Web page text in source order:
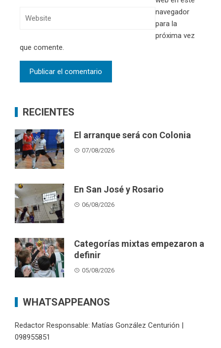
navegador
para la
próxima vez
que comente.
RECIENTES
El arranque será con Colonia
07/08/2026
En San José y Rosario
06/08/2026
Categorías mixtas empezaron a
definir
05/08/2026
WHATSAPPEANOS
Redactor Responsable: Matías González Centurión |
098955851